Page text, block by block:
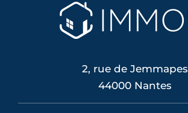
2, rue de Jemmapes
44000 Nantes